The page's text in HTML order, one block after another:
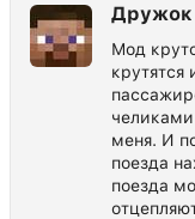
Дружок
Мод
челиками
меня. И
поезда
поезда